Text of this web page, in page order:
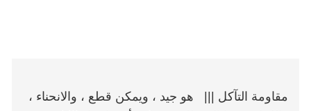
مقاومة التآكل ||| هو جيد ، ويمكن قطع ، والانحناء ،